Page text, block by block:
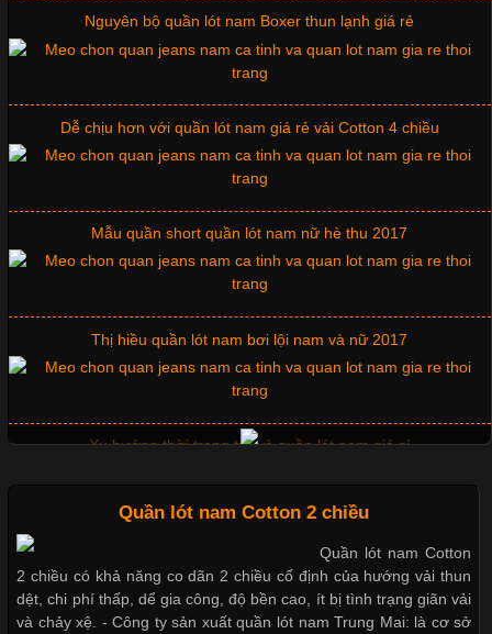
nhờ tính tiện dụng, dễ phối đồ và phù hợp với nhiều đối tượng.
Bên cạnh chất liệu và kiểu dáng, phần cổ áo cũng là yếu tố
quan trọng tạo nên phong cách riêng cho từng sản phẩm. Mỗi
Những Mẫu Áo Thun Đồng Phục Công Ty Được Ưa
Chuộng Hiện Nay
Trong môi trường kinh doanh hiện đại, việc xây dựng hình ảnh
chuyên nghiệp đóng vai trò quan trọng đối với sự phát triển của
doanh nghiệp. Một trong những giải pháp hiệu quả được nhiều
Không chỉ giúp tạo sự đồng bộ, áo thun
Chất Liệu Lycra Có Gì Đặc Biệt Trong Ngành Thời Trang?
Dễ chịu hơn với quần lót nam giá rẻ vải Cotton 4 chiều
Mẫu quần short quần lót nam nữ hè thu 2017
Thị hiều quần lót nam bơi lội nam và nữ 2017
Xu hướng thời trang trẻ và quần lót nam giá sỉ
Giặt và bảo quản quần lót nam đúng cách
Mẫu quần lót nam giá rẻ sốt hè 2017
Quần lót nam Cotton 2 chiều
Quần lót nam Cotton
2 chiều có khả năng co dãn 2 chiều cố định của hướng vải thun
dệt, chi phí thấp, dể gia công, độ bền cao, ít bị tình trạng giãn vải
và chảy xệ. - Công ty sản xuất quần lót nam Trung Mai: là cơ sở